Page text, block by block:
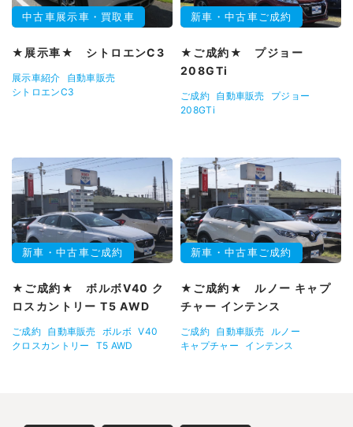
中古車展示車・買取車
★展示車★ シトロエンC3
展示車紹介
自動車販売
シトロエンC3
新車・中古車ご成約
★ご成約★ プジョー
208GTi
ご成約 自動車販売
プジョー
208GTi
新車・中古車ご成約
★ご成約★ ボルボV40 ク
ロスカントリー T5 AWD
ご成約 自動車販売 ボルボ
V40
クロスカントリー
T5 AWD
新車・中古車ご成約
★ご成約★ ルノー キャプ
チャー インテンス
ご成約 自動車販売
ルノー
キャプチャー
インテンス